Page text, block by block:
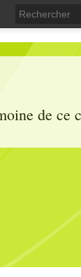
de ce